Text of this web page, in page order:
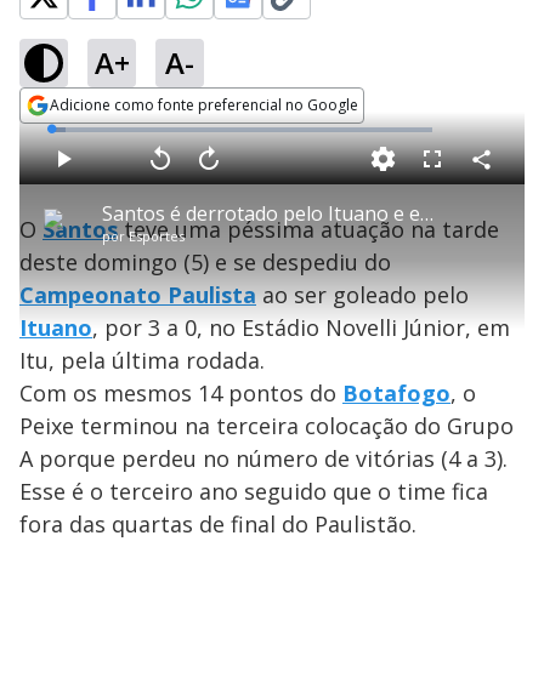
A+ A-
Adicione como fonte preferencial no Google
Opens in new window
P
l
a
y
V
Santos é derrotado pelo Ituano e está eliminado do Paulista; veja os melhores momentos
porEsportes
P V
t
a
r
0
s
g
s
A
n
ç
a
r
1
0
s
e
n
o
s
M
u
d
o
L
o
a
d
e
3
.
8
4
%
F
s
c
n
C
o
a
r
O Santosteve uma péssima atuação na tarde
deste domingo (5) e se despediu do
Campeonato Paulistaao ser goleado pelo
Ituano, por 3 a 0, no Estádio Novelli Júnior, em
Itu, pela última rodada.
Com os mesmos 14 pontos do Botafogo, o
Peixe terminou na terceira colocação do Grupo
A porque perdeu no número de vitórias (4 a 3).
Esse é o terceiro ano seguido que o time fica
fora das quartas de final do Paulistão.